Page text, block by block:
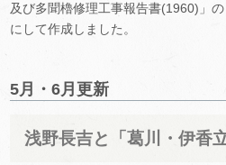
及び多聞櫓修理工事報告書(1960)」
にして作成しました。
5月・6月更新
浅野長吉と「葛川・伊香立